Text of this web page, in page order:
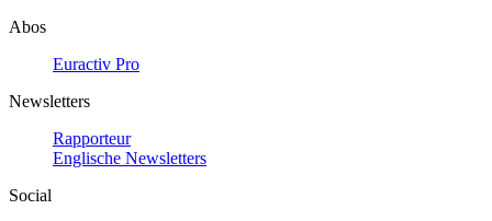
Abos
Euractiv Pro
Newsletters
Rapporteur
Englische Newsletters
Social